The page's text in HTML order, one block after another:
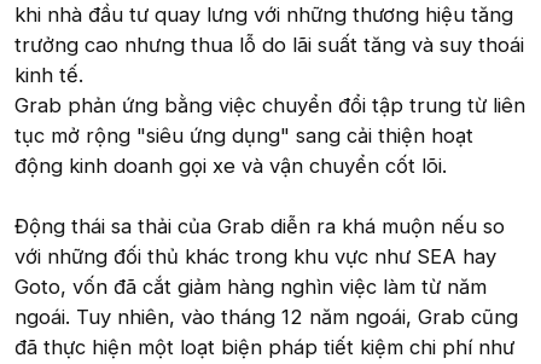
khi nhà đầu tư quay lưng với những thương hiệu tăng
trưởng cao nhưng thua lỗ do lãi suất tăng và suy thoái
kinh tế.
Grab phản ứng bằng việc chuyển đổi tập trung từ liên
tục mở rộng "siêu ứng dụng" sang cải thiện hoạt
động kinh doanh gọi xe và vận chuyển cốt lõi.
Động thái sa thải của Grab diễn ra khá muộn nếu so
với những đối thủ khác trong khu vực như SEA hay
Goto, vốn đã cắt giảm hàng nghìn việc làm từ năm
ngoái. Tuy nhiên, vào tháng 12 năm ngoái, Grab cũng
đã thực hiện một loạt biện pháp tiết kiệm chi phí như